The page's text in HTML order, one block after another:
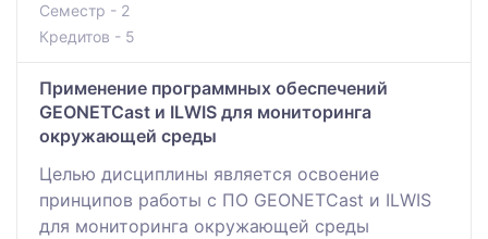
Семестр - 2
Кредитов - 5
Применение программных обеспечений
GEONETCast и ILWIS для мониторинга
окружающей среды
Целью дисциплины является освоение
принципов работы с ПО GEONETCast и ILWIS
для мониторинга окружающей среды